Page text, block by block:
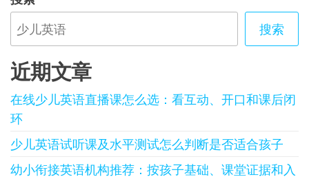
搜索
近期文章
在线少儿英语直播课怎么选：看互动、开口和课后闭
环
少儿英语试听课及水平测试怎么判断是否适合孩子
幼小衔接英语机构推荐：按孩子基础、课堂证据和入